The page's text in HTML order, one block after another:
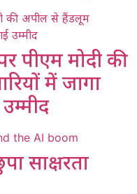
पीएम मोदी की
में जागा
साक्षरता